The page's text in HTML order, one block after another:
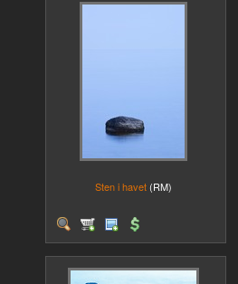
Sten i havet (RM)